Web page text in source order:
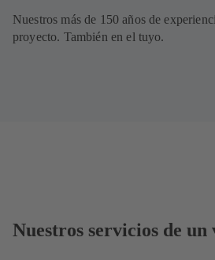
Nuestros más de 150 años de
proyecto. También en el tuyo.
Nuestros servicios de un